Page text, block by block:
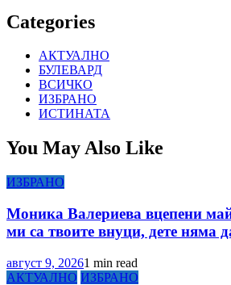
Categories
АКТУАЛНО
БУЛЕВАРД
ВСИЧКО
ИЗБРАНО
ИСТИНАТА
You May Also Like
ИЗБРАНО
Моника Валериева вцепени
ми са твоите внуци, дете няма
август 9, 20261 min read
АКТУАЛНО ИЗБРАНО